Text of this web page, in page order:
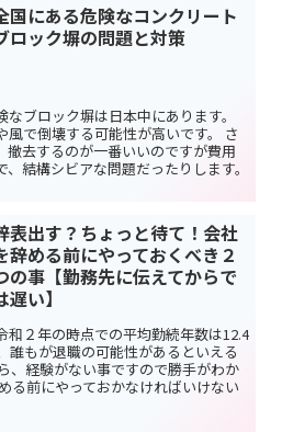
国にある危険なコンクリート
ロック塀の問題と対策
ブロック塀は日本中にあります。
で倒壊する可能性が高いです。 さ
撤去するのが一番いいのですが費用
結構シビアな問題だったりします。
表出す？ちょっと待て！会社
辞める前にやっておくべき２
の事【勤務先に伝えてからで
遅い】
和２年の時点での平均勤続年数は12.4
誰もが退職の可能性があるといえる
、経験がない事ですので勝手がわか
る前にやっておかなければいけない